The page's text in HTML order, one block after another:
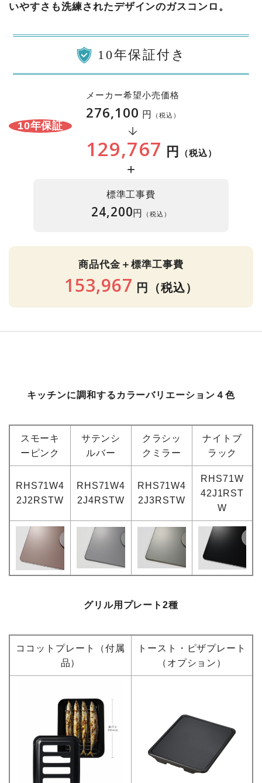
いやすさも洗練されたデザインのガスコンロ。
10年保証付き
10年保証
メーカー希望小売価格
276,100 円 （税込）
129,767 円 （税込）
+
標準工事費
24,200円 （税込）
商品代金＋標準工事費
153,967 円 （税込）
キッチンに調和するカラーバリエーション４色
スモーキ
ーピンク
サテンシ
ルバー
クラシッ
クミラー
ナイトブ
ラック
RHS71W4
2J2RSTW
RHS71W4
2J4RSTW
RHS71W4
2J3RSTW
RHS71W
42J1RST
W
グリル用プレート2種
ココットプレート（付属
品）
トースト・ピザプレート
（オプション）